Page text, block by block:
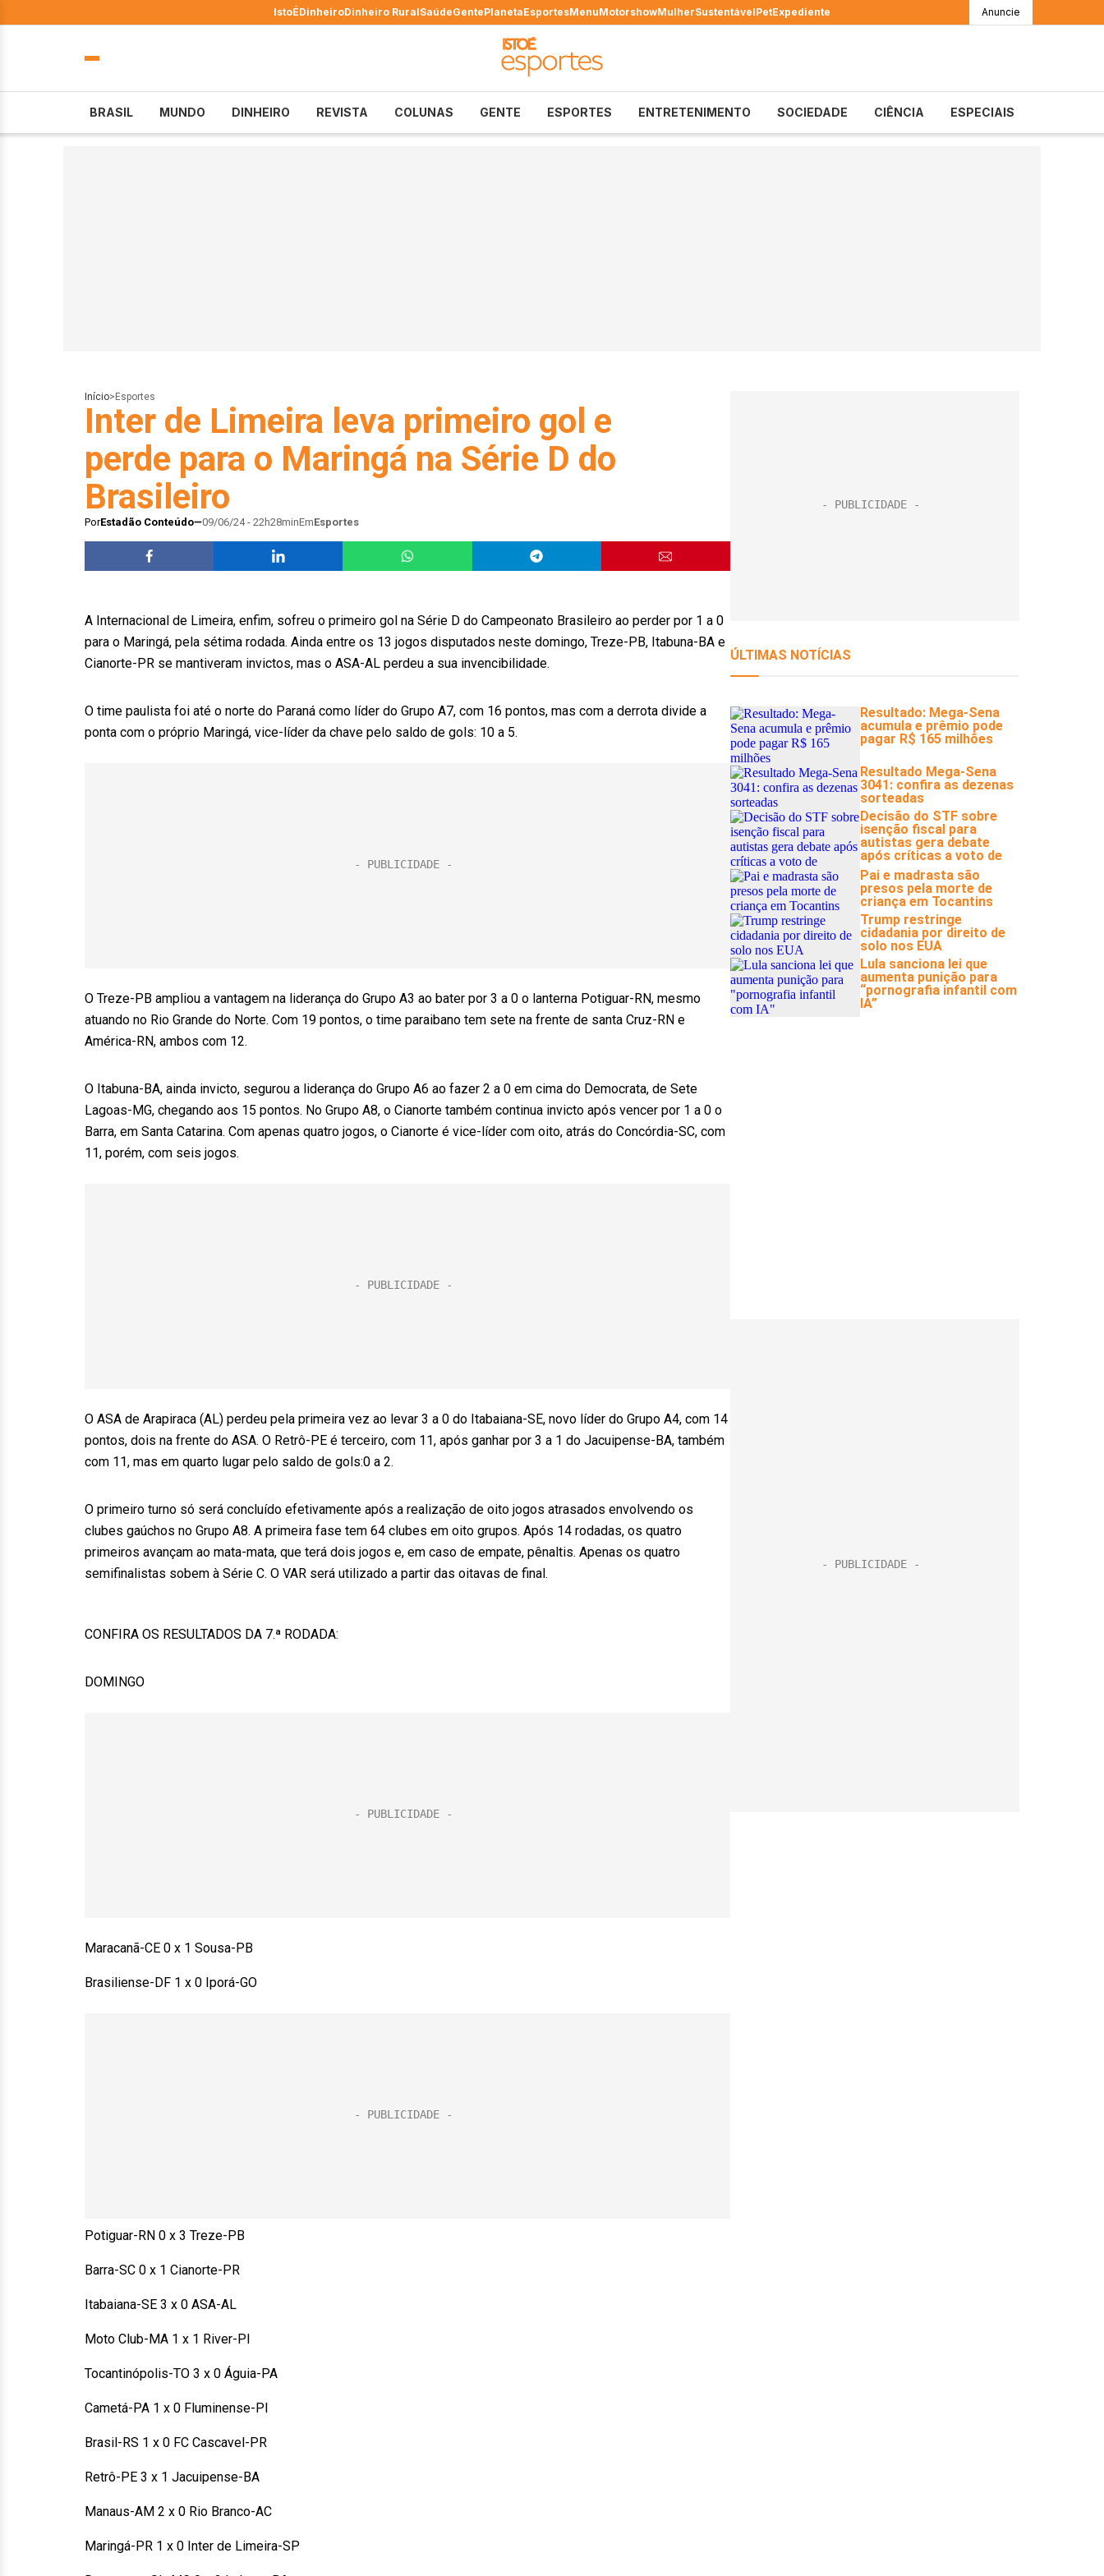
IstoÉDinheiroDinheiro RuralSaúdeGentePlanetaEsportesMenuMotorshowMulherSustentávelPetExpediente Anuncie
BRASIL MUNDO DINHEIRO REVISTA COLUNAS GENTE ESPORTES ENTRETENIMENTO SOCIEDADE CIÊNCIA ESPECIAIS
Início> Esportes
Inter de Limeira leva primeiro gol e
perde para o Maringá na Série D do
Brasileiro
PorEstadão Conteúdo 09/06/24 - 22h28minEmEsportes
A Internacional de Limeira, enfim, sofreu o primeiro gol na Série D do Campeonato Brasileiro ao perder por 1 a 0
para o Maringá, pela sétima rodada. Ainda entre os 13 jogos disputados neste domingo, Treze-PB, Itabuna-BA e
Cianorte-PR se mantiveram invictos, mas o ASA-AL perdeu a sua invencibilidade.
O time paulista foi até o norte do Paraná como líder do Grupo A7, com 16 pontos, mas com a derrota divide a
ponta com o próprio Maringá, vice-líder da chave pelo saldo de gols: 10 a 5.
O Treze-PB ampliou a vantagem na liderança do Grupo A3 ao bater por 3 a 0 o lanterna Potiguar-RN, mesmo
atuando no Rio Grande do Norte. Com 19 pontos, o time paraibano tem sete na frente de santa Cruz-RN e
América-RN, ambos com 12.
O Itabuna-BA, ainda invicto, segurou a liderança do Grupo A6 ao fazer 2 a 0 em cima do Democrata, de Sete
Lagoas-MG, chegando aos 15 pontos. No Grupo A8, o Cianorte também continua invicto após vencer por 1 a 0 o
Barra, em Santa Catarina. Com apenas quatro jogos, o Cianorte é vice-líder com oito, atrás do Concórdia-SC, com
11, porém, com seis jogos.
O ASA de Arapiraca (AL) perdeu pela primeira vez ao levar 3 a 0 do Itabaiana-SE, novo líder do Grupo A4, com 14
pontos, dois na frente do ASA. O Retrô-PE é terceiro, com 11, após ganhar por 3 a 1 do Jacuipense-BA, também
com 11, mas em quarto lugar pelo saldo de gols:0 a 2.
O primeiro turno só será concluído efetivamente após a realização de oito jogos atrasados envolvendo os
clubes gaúchos no Grupo A8. A primeira fase tem 64 clubes em oito grupos. Após 14 rodadas, os quatro
primeiros avançam ao mata-mata, que terá dois jogos e, em caso de empate, pênaltis. Apenas os quatro
semifinalistas sobem à Série C. O VAR será utilizado a partir das oitavas de final.
CONFIRA OS RESULTADOS DA 7.ª RODADA:
DOMINGO
Maracanã-CE 0 x 1 Sousa-PB
Brasiliense-DF 1 x 0 Iporá-GO
Potiguar-RN 0 x 3 Treze-PB
Barra-SC 0 x 1 Cianorte-PR
Itabaiana-SE 3 x 0 ASA-AL
Moto Club-MA 1 x 1 River-PI
Tocantinópolis-TO 3 x 0 Águia-PA
Cametá-PA 1 x 0 Fluminense-PI
Brasil-RS 1 x 0 FC Cascavel-PR
Retrô-PE 3 x 1 Jacuipense-BA
Manaus-AM 2 x 0 Rio Branco-AC
Maringá-PR 1 x 0 Inter de Limeira-SP